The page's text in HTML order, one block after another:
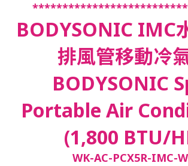
BODYSONIC IMC
排風管移動冷
BODYSONIC
Portable Air
(1,800 BTU/
WK-AC-PCX5R-IMC-